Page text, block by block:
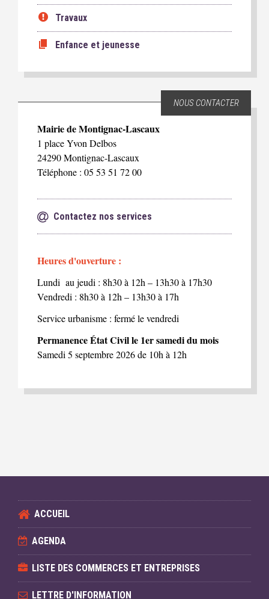
Travaux
Enfance et jeunesse
NOUS CONTACTER
Mairie de Montignac-Lascaux
1 place Yvon Delbos
24290 Montignac-Lascaux
Téléphone : 05 53 51 72 00
Contactez nos services
Heures d'ouverture :
Lundi au jeudi : 8h30 à 12h – 13h30 à 17h30
Vendredi : 8h30 à 12h – 13h30 à 17h
Service urbanisme : fermé le vendredi
Permanence État Civil le 1er samedi du mois
Samedi 5 septembre 2026 de 10h à 12h
ACCUEIL
AGENDA
LISTE DES COMMERCES ET ENTREPRISES
LETTRE D'INFORMATION